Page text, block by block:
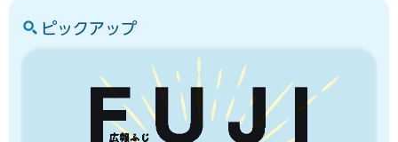
ピックアップ